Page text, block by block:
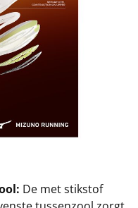
De met stikstof